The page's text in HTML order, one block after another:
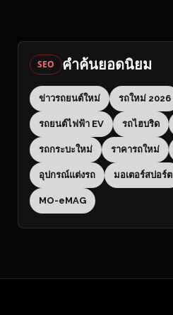
SEO คำค้นยอดนิยม
ข่าวรถยนต์ใหม่ รถใหม่ 2026
รถยนต์ไฟฟ้า EV รถไฮบริด
รถกระบะใหม่ ราคารถใหม่
อุปกรณ์แต่งรถ มอเตอร์สปอร์ต
MO-eMAG